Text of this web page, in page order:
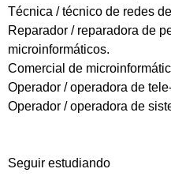
Técnica / técnico de redes
Reparador / reparadora de
microinformáticos.
Comercial de
Operador / operadora de
Operador / operadora de
Seguir estudiando